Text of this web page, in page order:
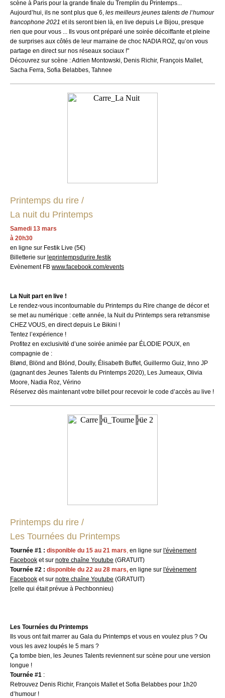
scène à Paris pour la grande finale du Tremplin du Printemps...
Aujourd’hui, ils ne sont plus que 6, les meilleurs jeunes talents de l‘humour
francophone 2021 et ils seront bien là, en live depuis Le Bijou, presque
rien que pour vous ... Ils vous ont préparé une soirée décoiffante et pleine
de surprises aux côtés de leur marraine de choc NADIA ROZ, qu’on vous
partage en direct sur nos réseaux sociaux !"
Découvrez sur scène : Adrien Montowski, Denis Richir, François Mallet,
Sacha Ferra, Sofia Belabbes, Tahnee
Printemps du rire /
La nuit du Printemps
Samedi 13 mars
à 20h30
en ligne sur Festik Live (5€)
Billetterie sur leprintempsdurire.festik
Evènement FB www.facebook.com/events
La Nuit part en live !
Le rendez-vous incontournable du Printemps du Rire change de décor et
se met au numérique : cette année, la Nuit du Printemps sera retransmise
CHEZ VOUS, en direct depuis Le Bikini !
Tentez l’expérience !
Profitez en exclusivité d’une soirée animée par ÉLODIE POUX, en
compagnie de :
Blønd, Blönd and Blónd, Doully, Élisabeth Buffet, Guillermo Guiz, Inno JP
(gagnant des Jeunes Talents du Printemps 2020), Les Jumeaux, Olivia
Moore, Nadia Roz, Vérino
Réservez dès maintenant votre billet pour recevoir le code d’accès au live !
Printemps du rire /
Les Tournées du Printemps
Tournée #1 : disponible du 15 au 21 mars, en ligne sur l'évènement
Facebook et sur notre chaîne Youtube (GRATUIT)
Tournée #2 : disponible du 22 au 28 mars, en ligne sur l'évènement
Facebook et sur notre chaîne Youtube (GRATUIT)
[celle qui était prévue à Pechbonnieu)
Les Tournées du Printemps
Ils vous ont fait marrer au Gala du Printemps et vous en voulez plus ? Ou
vous les avez loupés le 5 mars ?
Ça tombe bien, les Jeunes Talents reviennent sur scène pour une version
longue !
Tournée #1 :
Retrouvez Denis Richir, François Mallet et Sofia Belabbes pour 1h20
d’humour !